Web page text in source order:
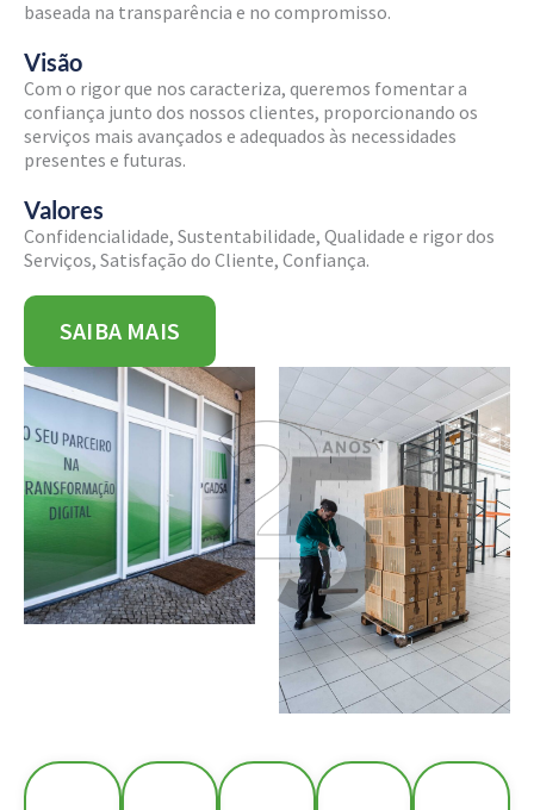
baseada na transparência e no compromisso.
Visão
Com o rigor que nos caracteriza, queremos fomentar a
confiança junto dos nossos clientes, proporcionando os
serviços mais avançados e adequados às necessidades
presentes e futuras.
Valores
Confidencialidade, Sustentabilidade, Qualidade e rigor dos
Serviços, Satisfação do Cliente, Confiança.
SAIBA MAIS